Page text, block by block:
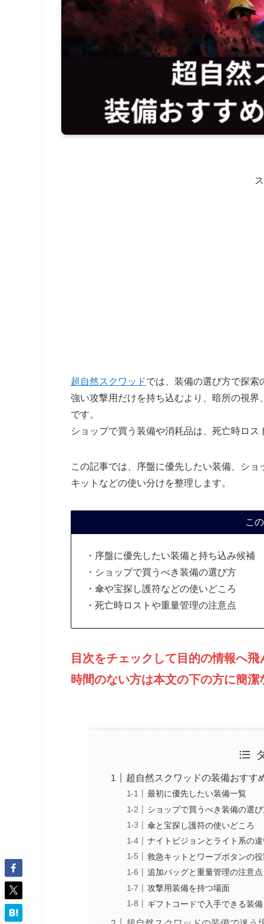
超自然スクワッドでは、装備の選び方で探索
強い攻撃用だけを持ち込むより、暗所の視
です。
ショップで買う装備や消耗品は、死亡時ロ
この記事では、序盤に優先したい装備、シ
キットなどの使い分けを整理します。
こ
・序盤に優先したい装備と持ち込み候補
・ショップで買うべき装備の選び方
・傘や宝探し護符などの使いどころ
・死亡時ロストや重量管理の注意点
目次をチェックして目的の情報へ飛
時間のない方は本文の下の方に簡
超自然スクワッドの装備おすす
最初に優先したい装備一覧
ショップで買うべき装備の選
傘と宝探し護符の使いどころ
ナイトビジョンとライト系の
救急キットとワープボタンの
追加バッグと重量管理の注意点
攻撃用装備を持つ場面
ギフトコードで入手できる装備